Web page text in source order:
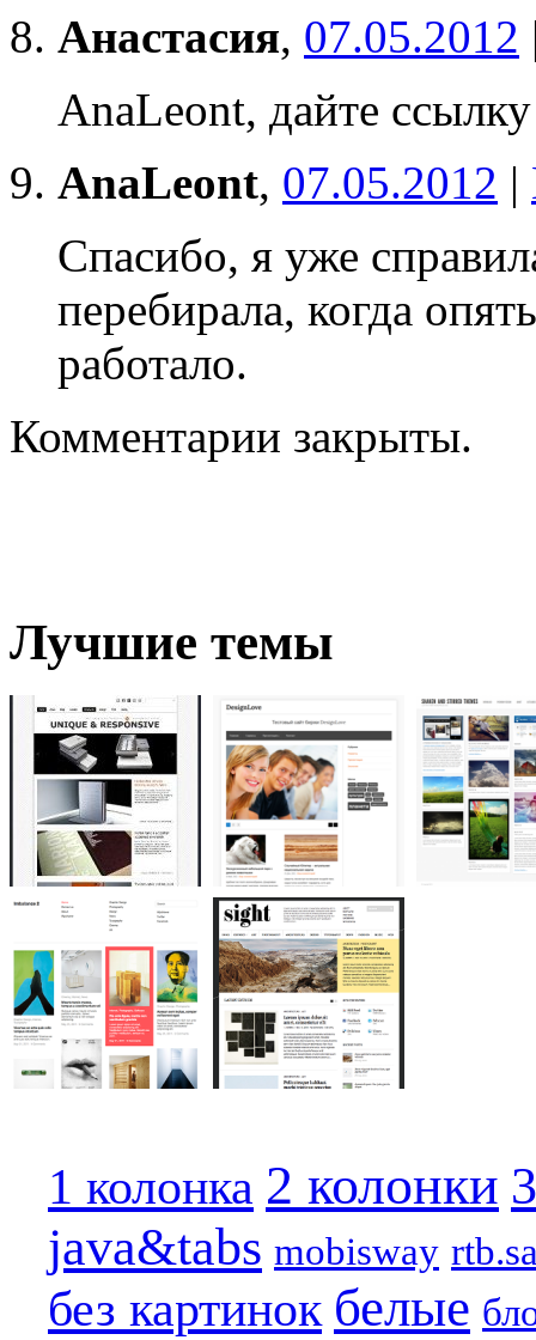
Анастасия, 07.05.2012
AnaLeont, дайте
AnaLeont, 07.05.2012 |
Спасибо, я уже
перебирала, когда
работало.
Комментарии закрыты.
Лучшие темы
1 колонка 2 колонки
java&tabs mobisway
без картинок белые